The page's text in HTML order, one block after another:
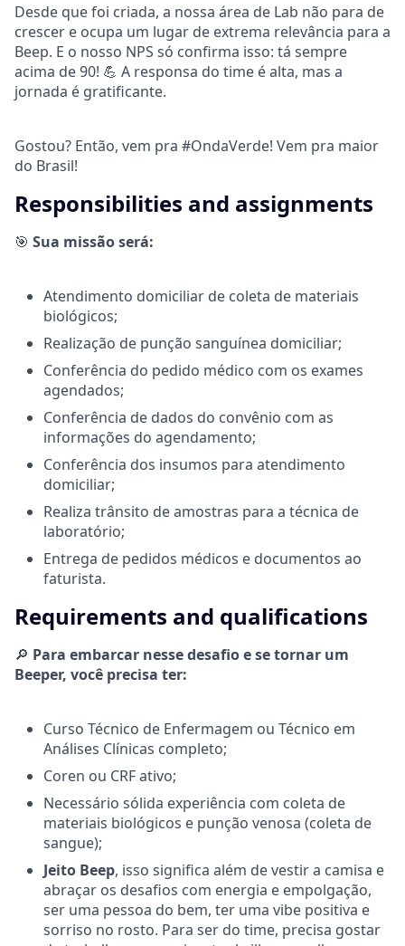
Desde que foi criada, a nossa área de Lab não para de
crescer e ocupa um lugar de extrema relevância para a
Beep. E o nosso NPS só confirma isso: tá sempre
acima de 90! 💪 A responsa do time é alta, mas a
jornada é gratificante.
Gostou? Então, vem pra #OndaVerde! Vem pra maior
do Brasil!
Responsibilities and assignments
🎯 Sua missão será:
Atendimento domiciliar de coleta de materiais
biológicos;
Realização de punção sanguínea domiciliar;
Conferência do pedido médico com os exames
agendados;
Conferência de dados do convênio com as
informações do agendamento;
Conferência dos insumos para atendimento
domiciliar;
Realiza trânsito de amostras para a técnica de
laboratório;
Entrega de pedidos médicos e documentos ao
faturista.
Requirements and qualifications
🔎 Para embarcar nesse desafio e se tornar um
Beeper, você precisa ter:
Curso Técnico de Enfermagem ou Técnico em
Análises Clínicas completo;
Coren ou CRF ativo;
Necessário sólida experiência com coleta de
materiais biológicos e punção venosa (coleta de
sangue);
Jeito Beep, isso significa além de vestir a camisa e
abraçar os desafios com energia e empolgação,
ser uma pessoa do bem, ter uma vibe positiva e
sorriso no rosto. Para ser do time, precisa gostar